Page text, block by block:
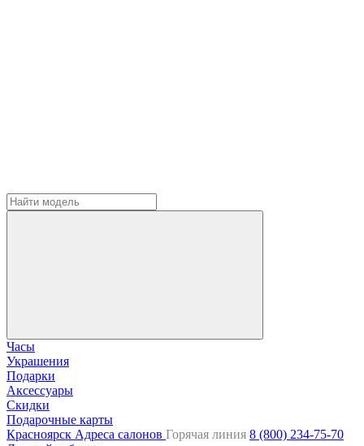
Часы
Украшения
Подарки
Аксессуары
Скидки
Подарочные карты
Красноярск Адреса салонов Горячая линия 8 (800) 234-75-70